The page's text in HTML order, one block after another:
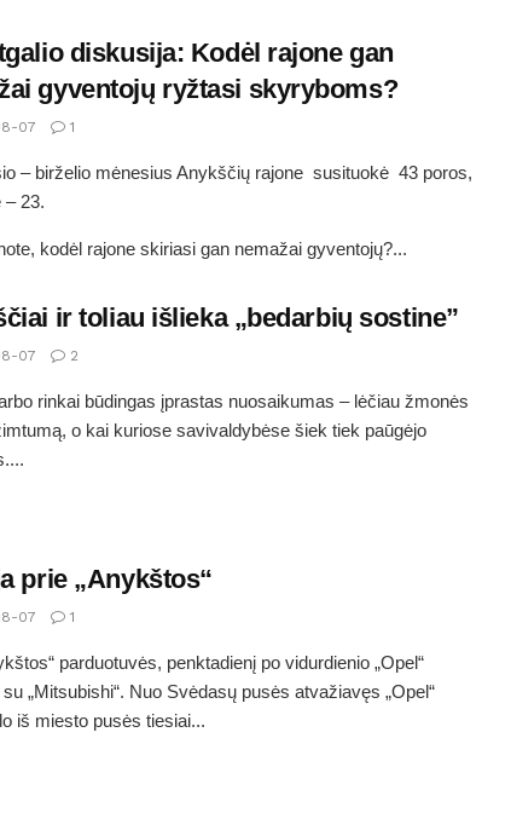
diskusija: Kodėl rajone gan
gyventojų ryžtasi skyryboms?
07 1
– birželio mėnesius Anykščių rajone susituokė 43 poros,
– 23.
kodėl rajone skiriasi gan nemažai gyventojų?...
ir toliau išlieka „bedarbių sostine”
07 2
rinkai būdingas įprastas nuosaikumas – lėčiau žmonės
o kai kuriose savivaldybėse šiek tiek paūgėjo
prie „Anykštos“
07 1
parduotuvės, penktadienį po vidurdienio „Opel“
„Mitsubishi“. Nuo Svėdasų pusės atvažiavęs „Opel“
iš miesto pusės tiesiai...